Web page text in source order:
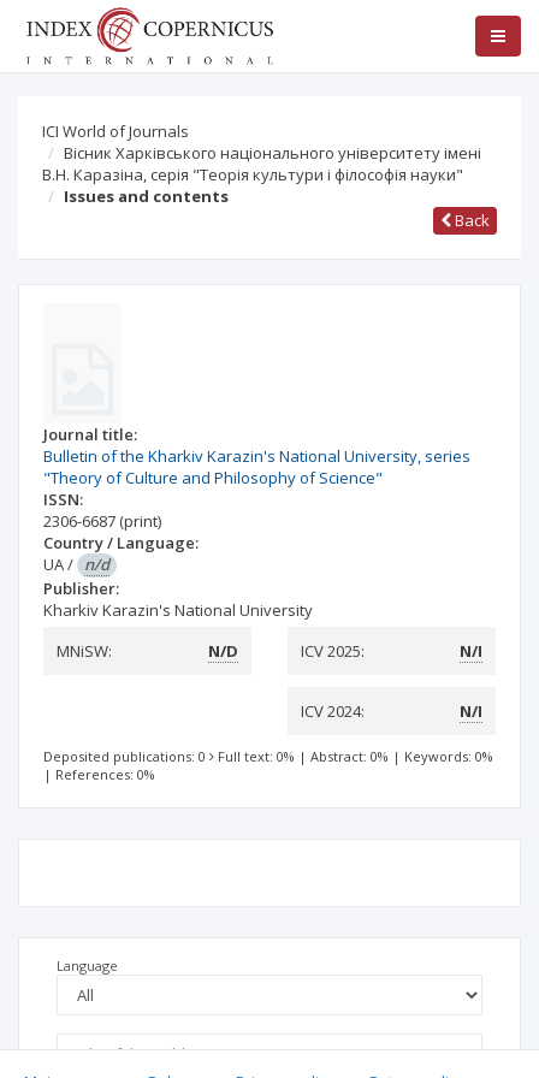
ICI World of Journals
Вісник Харківського національного університету імені
В.Н. Каразіна, серія "Теорія культури і філософія науки"
Issues and contents
Back
Journal title:
Bulletin of the Kharkiv Karazin's National University, series
"Theory of Culture and Philosophy of Science"
ISSN:
2306-6687 (print)
Country / Language:
UA/ n/d
Publisher:
Kharkiv Karazin's National University
MNiSW:
N/D ICV 2025: N/I
ICV 2024: N/I
Deposited publications: 0 Full text: 0% | Abstract: 0% | Keywords: 0%
| References: 0%
Language